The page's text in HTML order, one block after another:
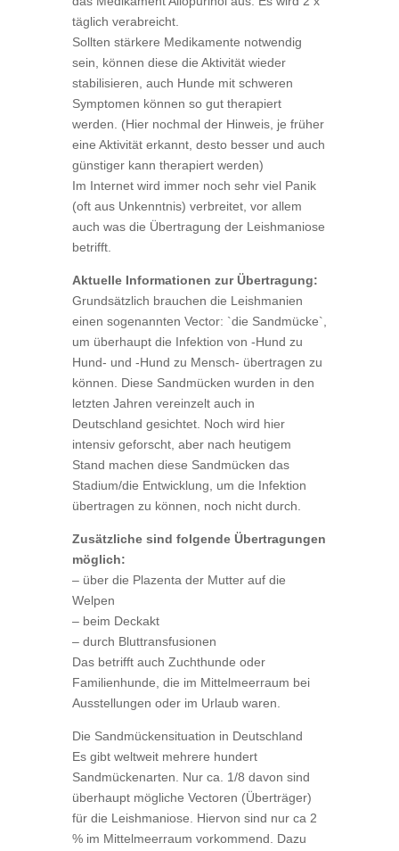
täglich verabreicht.
Sollten stärkere Medikamente notwendig
sein, können diese die Aktivität wieder
stabilisieren, auch Hunde mit schweren
Symptomen können so gut therapiert
werden. (Hier nochmal der Hinweis, je früher
eine Aktivität erkannt, desto besser und auch
günstiger kann therapiert werden)
Im Internet wird immer noch sehr viel Panik
(oft aus Unkenntnis) verbreitet, vor allem
auch was die Übertragung der Leishmaniose
betrifft.
Aktuelle Informationen zur Übertragung:
Grundsätzlich brauchen die Leishmanien
einen sogenannten Vector: `die Sandmücke`,
um überhaupt die Infektion von -Hund zu
Hund- und -Hund zu Mensch- übertragen zu
können. Diese Sandmücken wurden in den
letzten Jahren vereinzelt auch in
Deutschland gesichtet. Noch wird hier
intensiv geforscht, aber nach heutigem
Stand machen diese Sandmücken das
Stadium/die Entwicklung, um die Infektion
übertragen zu können, noch nicht durch.
Zusätzliche sind folgende Übertragungen
möglich:
– über die Plazenta der Mutter auf die
Welpen
– beim Deckakt
– durch Bluttransfusionen
Das betrifft auch Zuchthunde oder
Familienhunde, die im Mittelmeerraum bei
Ausstellungen oder im Urlaub waren.
Die Sandmückensituation in Deutschland
Es gibt weltweit mehrere hundert
Sandmückenarten. Nur ca. 1/8 davon sind
überhaupt mögliche Vectoren (Überträger)
für die Leishmaniose. Hiervon sind nur ca 2
% im Mittelmeerraum vorkommend. Dazu